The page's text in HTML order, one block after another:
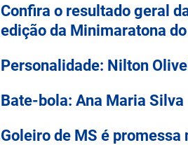
Confira o resultado geral
edição da Minimaratona
Personalidade: Nilton
Bate-bola: Ana Maria Silva
Goleiro de MS é promessa